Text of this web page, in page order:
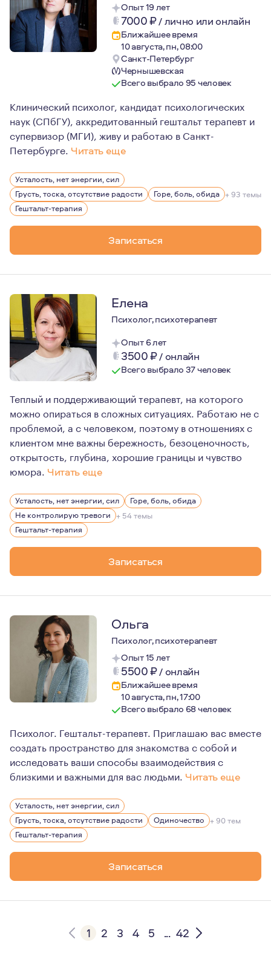
Опыт 19 лет
7000₽/лично или онлайн
Ближайшее время
10 августа, пн, 08:00
Санкт-Петербург
Чернышевская
Всего выбрало 95 человек
Клинический психолог, кандидат психологических
наук (СПбГУ), аккредитованный гештальт терапевт и
супервизор (МГИ), живу и работаю в Санкт-
Петербурге. Читать еще
Для меня психотерапия давно перестала быть
Если отвечать на вопрос, что для меня психотерапия
Усталость, нет энергии, сил
Грусть, тоска, отсутствие радости
Горе, боль, обида + 93 темы
Гештальт-терапия
Записаться
Елена
Психолог, психотерапевт
Опыт 6 лет
3500₽/ онлайн
Всего выбрало 37 человек
Теплый и поддерживающий терапевт, на которого
можно опираться в сложных ситуациях. Работаю не с
проблемой, а с человеком, поэтому в отношениях с
клиентом мне важны бережность, безоценочность,
открытость, глубина, хорошие границы и чувство
юмора. Читать еще
Больше 10 лет работаю онлайн. Мой самый большой
Люблю жизнь, свою семью, книги Макса Фрая, истории
Верю в то, что каждый сам кузнец своего счастья,
Усталость, нет энергии, сил
Горе, боль, обида
Не контролирую тревоги + 54 темы
Гештальт-терапия
Записаться
Ольга
Психолог, психотерапевт
Опыт 15 лет
5500₽/ онлайн
Ближайшее время
10 августа, пн, 17:00
Всего выбрало 68 человек
Психолог. Гештальт-терапевт. Приглашаю вас вместе
создать пространство для знакомства с собой и
исследовать ваши способы взаимодействия с
близкими и важными для вас людьми. Читать еще
На личном опыте прохождения терапии могу сказать:
Именно этому я предлагаю вам научиться в терапии со
Усталость, нет энергии, сил
Грусть, тоска, отсутствие радости
Одиночество + 90 тем
Гештальт-терапия
Записаться
1 2 3 4 5 ... 42